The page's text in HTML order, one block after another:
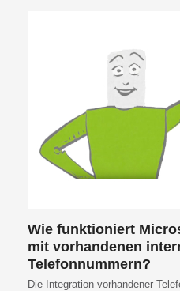
Wie funktioniert
mit vorhandenen
Telefonnummern?
Die Integration vorhandener